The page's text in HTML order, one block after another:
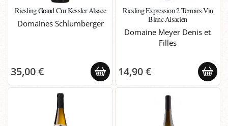
Riesling Grand Cru Kessler Alsace
Domaines Schlumberger
35,00 €
Riesling Expression 2 Terroirs Vin
Blanc Alsacien
Domaine Meyer Denis et
Filles
14,90 €